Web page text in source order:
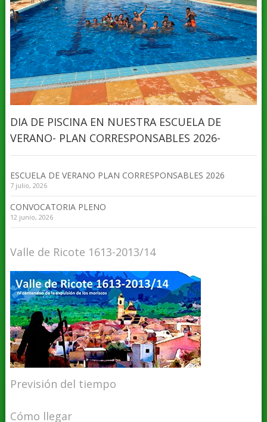
DIA DE PISCINA EN NUESTRA ESCUELA DE
VERANO- PLAN CORRESPONSABLES 2026-
ESCUELA DE VERANO PLAN CORRESPONSABLES 2026
7 julio, 2026
CONVOCATORIA PLENO
12 junio, 2026
Valle de Ricote 1613-2013/14
Previsión del tiempo
Cómo llegar